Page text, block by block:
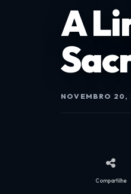
A
NOVEMBRO 20,
Compartilhe